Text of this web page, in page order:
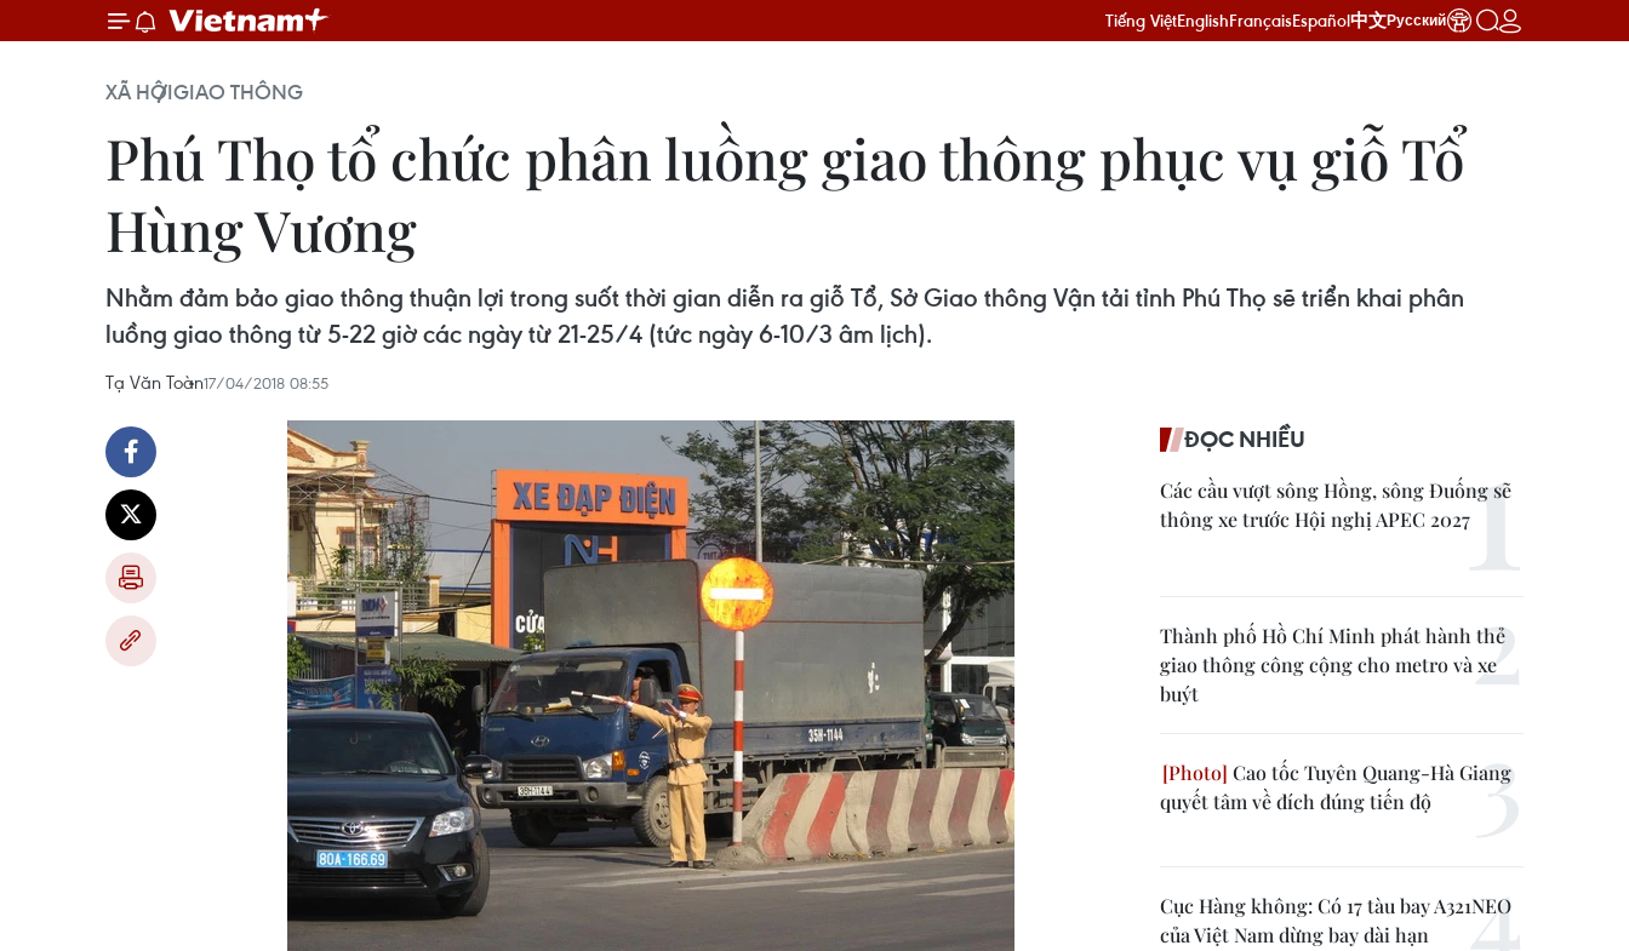
Tiếng ViệtEnglishFrançaisEspañol中文Русский
XÃ HỘIGIAO THÔNG
Phú Thọ tổ chức phân luồng giao thông phục vụ giỗ Tổ
Hùng Vương
Nhằm đảm bảo giao thông thuận lợi trong suốt thời gian diễn ra giỗ Tổ, Sở Giao thông Vận tải tỉnh Phú Thọ sẽ triển khai phân
luồng giao thông từ 5-22 giờ các ngày từ 21-25/4 (tức ngày 6-10/3 âm lịch).
Tạ Văn Toàn17/04/2018 08:55
ĐỌC NHIỀU
Các cầu vượt sông Hồng, sông Đuống sẽ
thông xe trước Hội nghị APEC 2027
Thành phố Hồ Chí Minh phát hành thẻ
giao thông công cộng cho metro và xe
buýt
Cao tốc Tuyên Quang-Hà Giang
quyết tâm về đích đúng tiến độ
Cục Hàng không: Có 17 tàu bay A321NEO
của Việt Nam dừng bay dài hạn